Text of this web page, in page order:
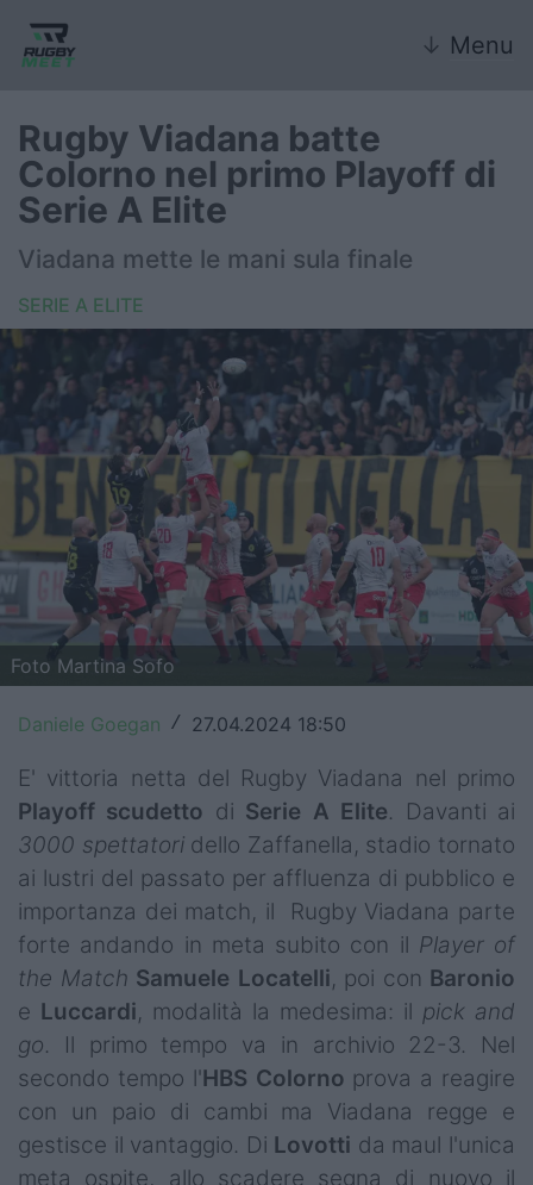
↓ Menu
Nazionale
Nazionali giovanili
Rugby Sevens
Internazionale
6 Nazioni
United Rugby Championship
Top14
Premiership
Champions Cup
Challenge Cup
World Rugby
Rugby World Cup
Super Rugby
Rugby in TV
Mercato
Serie A Elite
Campionati
Serie A
Rugby Viadana batte
Colorno nel primo Playoff di
Serie A Elite
Viadana mette le mani sula finale
SERIE A ELITE
Foto Martina Sofo
Daniele Goegan / 27.04.2024 18:50
E' vittoria netta del Rugby Viadana nel primo
Playoff scudetto di Serie A Elite. Davanti ai
3000 spettatori dello Zaffanella, stadio tornato
ai lustri del passato per affluenza di pubblico e
importanza dei match, il Rugby Viadana parte
forte andando in meta subito con il Player of
the Match Samuele Locatelli, poi con Baronio
e Luccardi, modalità la medesima: il pick and
go. Il primo tempo va in archivio 22-3. Nel
secondo tempo l'HBS Colorno prova a reagire
con un paio di cambi ma Viadana regge e
gestisce il vantaggio. Di Lovotti da maul l'unica
meta ospite, allo scadere segna di nuovo il